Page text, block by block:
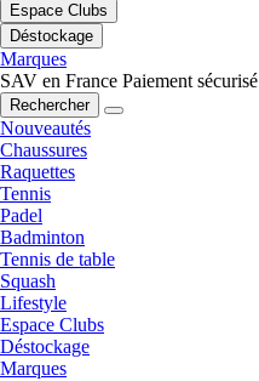
Espace Clubs
Déstockage
Marques
SAV en France Paiement sécurisé
Rechercher
Nouveautés
Chaussures
Raquettes
Tennis
Padel
Badminton
Tennis de table
Squash
Lifestyle
Espace Clubs
Déstockage
Marques